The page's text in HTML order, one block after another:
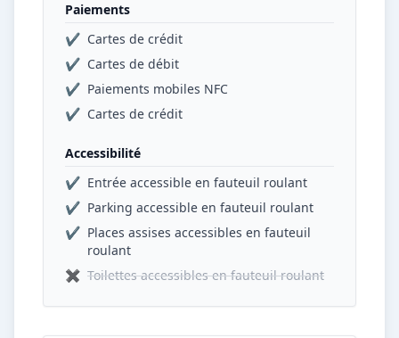
Paiements
✔ Cartes de crédit
✔ Cartes de débit
✔ Paiements mobiles NFC
✔ Cartes de crédit
Accessibilité
✔ Entrée accessible en fauteuil roulant
✔ Parking accessible en fauteuil roulant
✔ Places assises accessibles en fauteuil
roulant
✖ Toilettes accessibles en fauteuil roulant